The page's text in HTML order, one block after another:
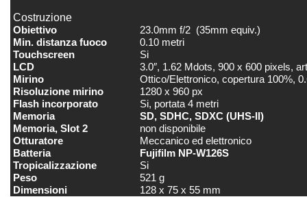
Costruzione
Obiettivo
23.0mm f/2 (35mm equiv.)
Min. distanza fuoco
0.10 metri
Touchscreen
Si
LCD
3.0″, 1.62 Mdots, 900 x 600 pixels,
Mirino
Ottico/Elettronico, copertura 100%,
Risoluzione mirino
1280 x 960 px
Flash incorporato
Si, portata 4 metri
Memoria
SD, SDHC, SDXC (UHS-II)
Memoria, Slot 2
non disponibile
Otturatore
Meccanico ed elettronico
Batteria
Fujifilm NP-W126S
Tropicalizzazione
Si
Peso
521 g
Dimensioni
128 x 75 x 55 mm